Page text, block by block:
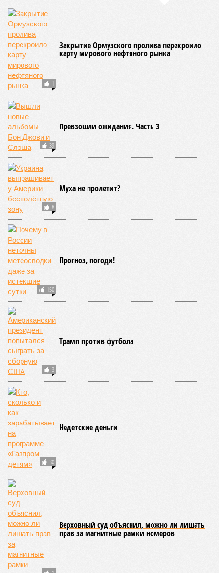
Экс-президент
Финляндии
отказался признать
Россию угрозой для
Европы
Мочить в
сортире
Версия //Украина //Киев перешёл к террору гражданских, пора давать
адекватный ответ
Киев перешёл к террору гражданских, пора давать
адекватный ответ
Мочить в сортире
Киев перешёл к террору гражданских, пора давать адекватный ответ
Август не стал ломать мрачной традиции: 1-го числа – теракт на
Кудринской площади в Москве с пятерыми погибшими, а 3-го –
удар украинским дроном по отдыхающим на пляже под
Геленджиком – погибли семеро, из них четверо –
несовершеннолетние. Киев, проигрывая на поле боя,
терроризирует гражданских, отыгрывается на наших детях. Пора
бы призвать террористов к ответу, не так ли?
Сюжет:
Генералов в Москвеубивали, общественников – тоже,
готовили покушения на видных чиновников и журналистов
– всё уже было. В этот раз погибли зять главкома ВКС
Александра Чайко
лейтенант. Война идёт и в тылу, что поделать. Против
мирных людей – в том числе.
столичном ресторане Balzi Rossi очевидным образом
является важнейшим политическим событием недели,
несмотря на то что никаких официальных комментариев
так и не последовало,– отмечает телеведущийСергей
Мардан
говорит о важности произошедшего даже больше, чем
любые громкие заявления». «Упорное нежелание
официально объявить политическое руководство
Украины во главе с Зеленским террористами откровенно
удивляет,– в тон Мардану изумляется политолог
Пилько
таки случилось? И что мешает этому простому и
логичному решению?»